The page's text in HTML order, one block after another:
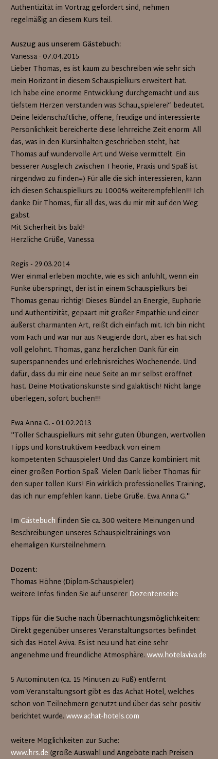
Authentizität im Vortrag gefordert sind, nehmen
regelmäßig an diesem Kurs teil.
Auszug aus unserem Gästebuch:
Vanessa - 07.04.2015
Lieber Thomas, es ist kaum zu beschreiben wie sehr sich
mein Horizont in diesem Schauspielkurs erweitert hat.
Ich habe eine enorme Entwicklung durchgemacht und aus
tiefstem Herzen verstanden was Schau„spielerei“ bedeutet.
Deine leidenschaftliche, offene, freudige und interessierte
Persönlichkeit bereicherte diese lehrreiche Zeit enorm. All
das, was in den Kursinhalten geschrieben steht, hat
Thomas auf wundervolle Art und Weise vermittelt. Ein
besserer Ausgleich zwischen Theorie, Praxis und Spaß ist
nirgendwo zu finden=) Für alle die sich interessieren, kann
ich diesen Schauspielkurs zu 1000% weiterempfehlen!!! Ich
danke Dir Thomas, für all das, was du mir mit auf den Weg
gabst.
Mit Sicherheit bis bald!
Herzliche Grüße, Vanessa
Regis - 29.03.2014
Wer einmal erleben möchte, wie es sich anfühlt, wenn ein
Funke überspringt, der ist in einem Schauspielkurs bei
Thomas genau richtig! Dieses Bündel an Energie, Euphorie
und Authentizität, gepaart mit großer Empathie und einer
äußerst charmanten Art, reißt dich einfach mit. Ich bin nicht
vom Fach und war nur aus Neugierde dort, aber es hat sich
voll gelohnt. Thomas, ganz herzlichen Dank für ein
superspannendes und erlebnisreiches Wochenende. Und
dafür, dass du mir eine neue Seite an mir selbst eröffnet
hast. Deine Motivationskünste sind galaktisch! Nicht lange
überlegen, sofort buchen!!!
Ewa Anna G. - 01.02.2013
"Toller Schauspielkurs mit sehr guten Übungen, wertvollen
Tipps und konstruktivem Feedback von einem
kompetenten Schauspieler! Und das Ganze kombiniert mit
einer großen Portion Spaß. Vielen Dank lieber Thomas für
den super tollen Kurs! Ein wirklich professionelles Training,
das ich nur empfehlen kann. Liebe Grüße. Ewa Anna G."
ImGästebuch finden Sie ca. 300 weitere Meinungen und
Beschreibungen unseres Schauspieltrainings von
ehemaligen Kursteilnehmern.
Dozent:
Thomas Höhne (Diplom-Schauspieler)
weitere Infos finden Sie auf unserer Dozentenseite
Tipps für die Suche nach Übernachtungsmöglichkeiten:
Direkt gegenüber unseres Veranstaltungsortes befindet
sich das Hotel Aviva. Es ist neu und hat eine sehr
angenehme und freundliche Atmosphäre.www.hotelaviva.de
5 Autominuten (ca. 15 Minuten zu Fuß) entfernt
vom Veranstaltungsort gibt es das Achat Hotel, welches
schon von Teilnehmern genutzt und über das sehr positiv
berichtet wurde.www.achat-hotels.com
weitere Möglichkeiten zur Suche:
www.hrs.de (große Auswahl und Angebote nach Preisen